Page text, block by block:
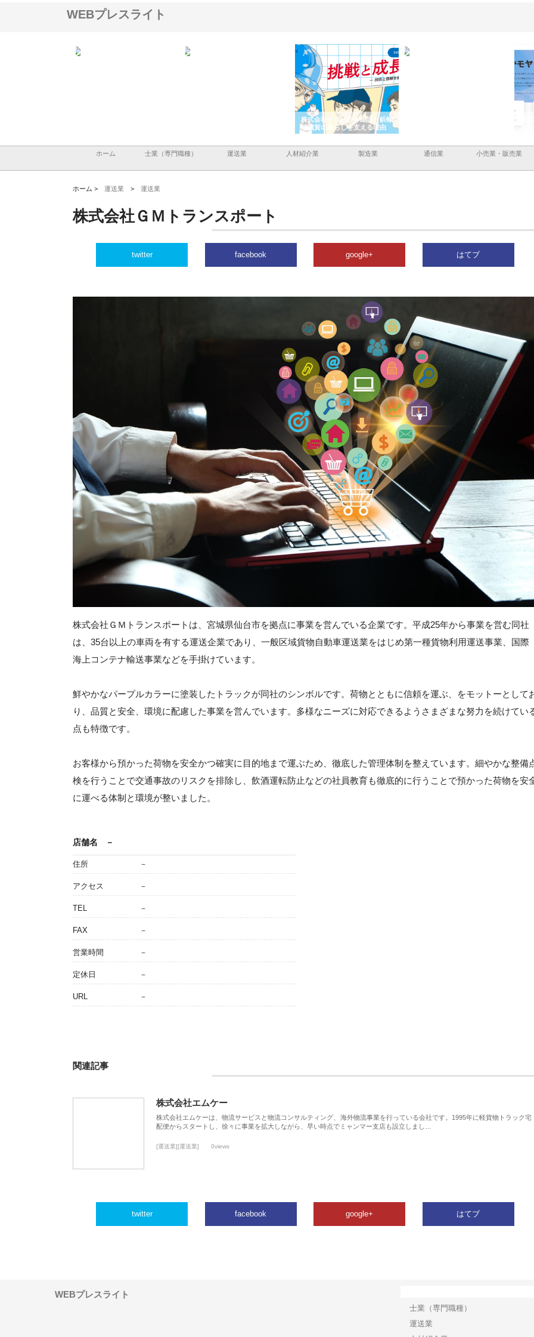
WEBプレスライト
株式会社ナツハラが建設と鋲螺
で滋賀の暮らしを支える理由
株
ホーム 士業（専門職種） 運送業 人材紹介業 製造業 通信業 小売業・販売業
ホーム > 運送業 > 運送業
株式会社ＧＭトランスポート
twitter facebook google+ はてブ
株式会社ＧＭトランスポートは、宮城県仙台市を拠点に事業を営んでいる企業です。平成25年から事業を営む同社
は、35台以上の車両を有する運送企業であり、一般区域貨物自動車運送業をはじめ第一種貨物利用運送事業、国際
海上コンテナ輸送事業などを手掛けています。
鮮やかなパープルカラーに塗装したトラックが同社のシンボルです。荷物とともに信頼を運ぶ、をモットーとして
り、品質と安全、環境に配慮した事業を営んでいます。多様なニーズに対応できるようさまざまな努力を続けてい
点も特徴です。
お客様から預かった荷物を安全かつ確実に目的地まで運ぶため、徹底した管理体制を整えています。細やかな整備
検を行うことで交通事故のリスクを排除し、飲酒運転防止などの社員教育も徹底的に行うことで預かった荷物を安
に運べる体制と環境が整いました。
店舗名 －
住所 －
アクセス －
TEL －
FAX －
営業時間 －
定休日 －
URL －
関連記事
株式会社エムケー
株式会社エムケーは、物流サービスと物流コンサルティング、海外物流事業を行っている会社です。1995年に軽貨物トラック宅
配便からスタートし、徐々に事業を拡大しながら、早い時点でミャンマー支店も設立しまし…
[運送業][運送業] 0views
twitter facebook google+ はてブ
WEBプレスライト
士業（専門職種）
運送業